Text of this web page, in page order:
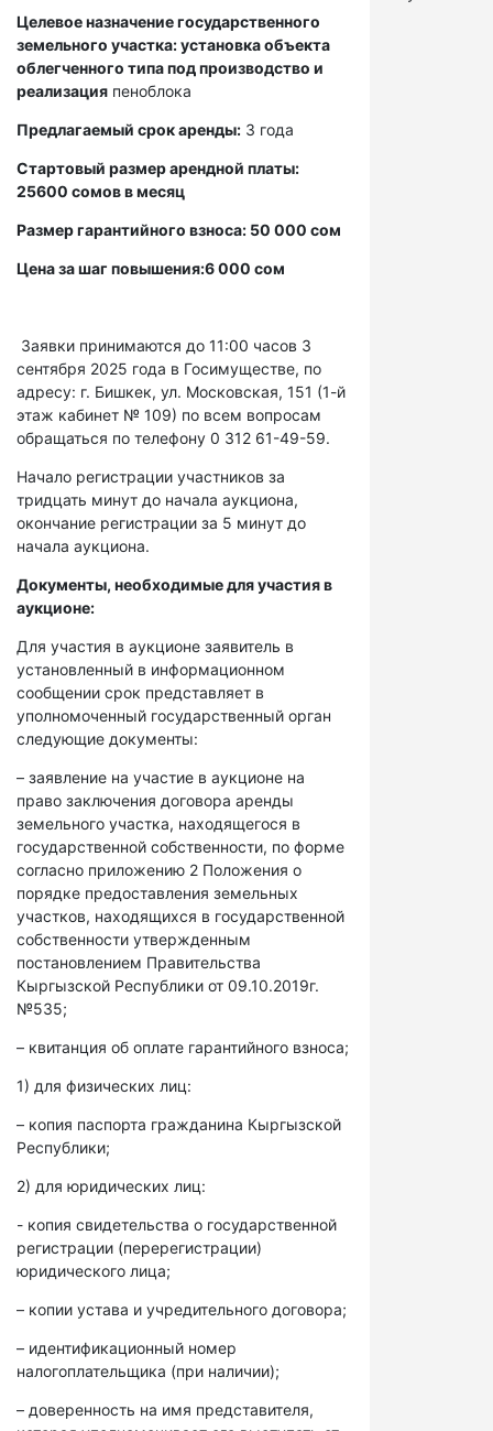
Целевое назначение государственного
земельного участка: установка объекта
облегченного типа под производство и
реализация пеноблока
Предлагаемый срок аренды: 3 года
Стартовый размер арендной платы:
25600 сомов в месяц
Размер гарантийного взноса: 50 000 сом
Цена за шаг повышения:6 000 сом
Заявки принимаются до 11:00 часов 3
сентября 2025 года в Госимуществе, по
адресу: г. Бишкек, ул. Московская, 151 (1-й
этаж кабинет № 109) по всем вопросам
обращаться по телефону 0 312 61-49-59.
Начало регистрации участников за
тридцать минут до начала аукциона,
окончание регистрации за 5 минут до
начала аукциона.
Документы, необходимые для участия в
аукционе:
Для участия в аукционе заявитель в
установленный в информационном
сообщении срок представляет в
уполномоченный государственный орган
следующие документы:
– заявление на участие в аукционе на
право заключения договора аренды
земельного участка, находящегося в
государственной собственности, по форме
согласно приложению 2 Положения о
порядке предоставления земельных
участков, находящихся в государственной
собственности утвержденным
постановлением Правительства
Кыргызской Республики от 09.10.2019г.
№535;
– квитанция об оплате гарантийного взноса;
1) для физических лиц:
– копия паспорта гражданина Кыргызской
Республики;
2) для юридических лиц:
- копия свидетельства о государственной
регистрации (перерегистрации)
юридического лица;
– копии устава и учредительного договора;
– идентификационный номер
налогоплательщика (при наличии);
– доверенность на имя представителя,